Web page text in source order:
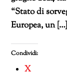
“Stato di
Europea, un […]
Condividi:
X